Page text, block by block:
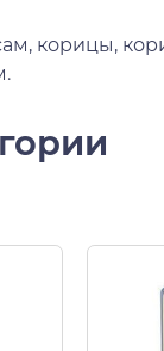
корицы,